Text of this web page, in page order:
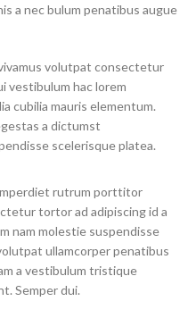
a nec bulum penatibus augue
volutpat consectetur
vestibulum hac lorem
cubilia mauris elementum.
a dictumst
scelerisque platea.
rutrum porttitor
tortor ad adipiscing id a
nam molestie suspendisse
ullamcorper penatibus
a vestibulum tristique
Semper dui.